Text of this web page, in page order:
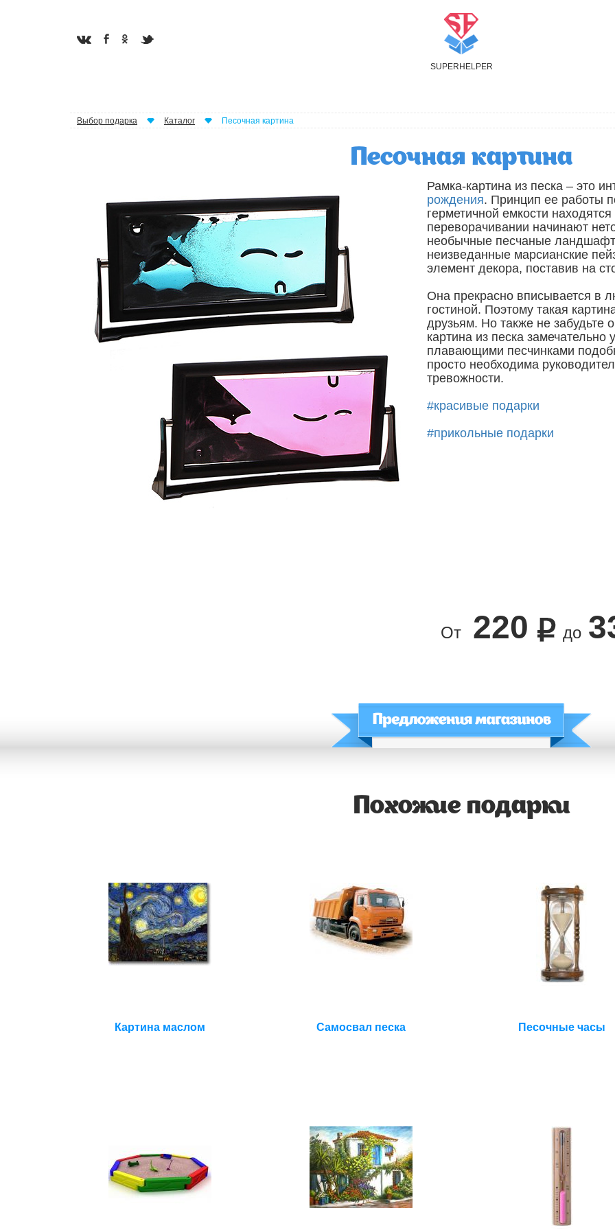
SUPER H ELPER
Выбор подарка Каталог Песочная картина
Песочная картина
Рамка-картина из песка – это
рождения. Принцип ее работы
герметичной емкости
переворачивании начинают
необычные песчаные
неизведанные марсианские
элемент декора, поставив на
Она прекрасно вписывается в
гостиной. Поэтому такая
друзьям. Но также не забудьте
картина из песка
плавающими песчинками
просто необходима
тревожности.
#красивые подарки
#прикольные подарки
От 220 до
Похожие подарки
Картина маслом Самосвал песка Песочные часы